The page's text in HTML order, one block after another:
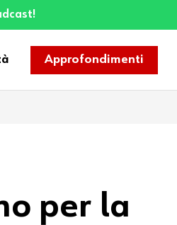
Approfondimenti
per la